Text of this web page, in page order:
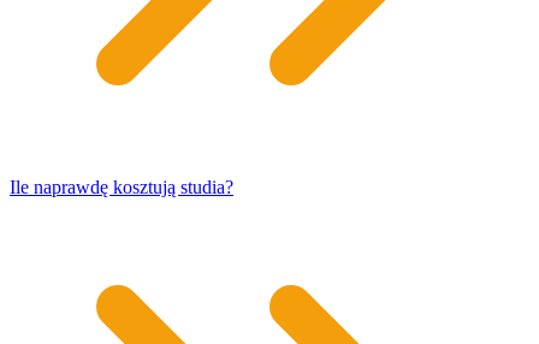
​Ile naprawdę kosztują studia?